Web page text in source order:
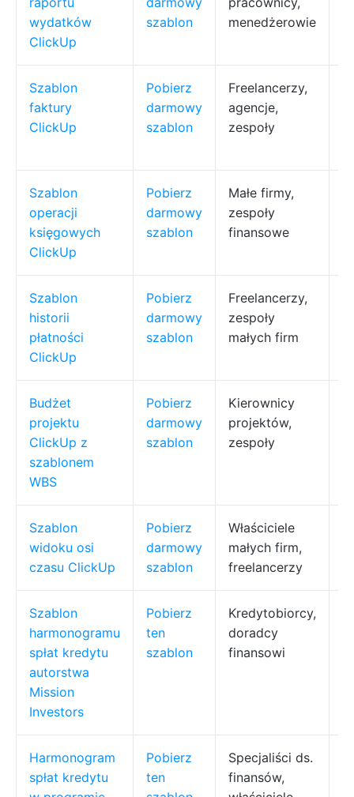
wydatków
ClickUp
szablon
menedżerowie
Szablon
faktury
ClickUp
Pobierz
darmowy
szablon
Freelancerzy,
agencje,
zespoły
Szablon
operacji
księgowych
ClickUp
Pobierz
darmowy
szablon
Małe firmy,
zespoły
finansowe
Szablon
historii
płatności
ClickUp
Pobierz
darmowy
szablon
Freelancerzy,
zespoły
małych firm
Budżet
projektu
ClickUp z
szablonem
WBS
Pobierz
darmowy
szablon
Kierownicy
projektów,
zespoły
Szablon
widoku osi
czasu ClickUp
Pobierz
darmowy
szablon
Właściciele
małych firm,
freelancerzy
Szablon
harmonogramu
spłat kredytu
autorstwa
Mission
Investors
Pobierz
ten
szablon
Kredytobiorcy,
doradcy
finansowi
Harmonogram
spłat kredytu
Pobierz
ten
Specjaliści ds.
finansów,